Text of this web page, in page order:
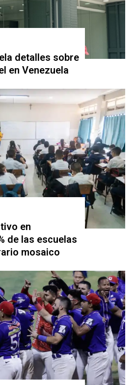
detalles sobre
en Venezuela
en
de las escuelas
mosaico